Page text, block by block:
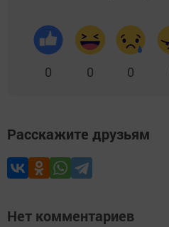
0 0 0
Расскажите друзьям
Нет комментариев